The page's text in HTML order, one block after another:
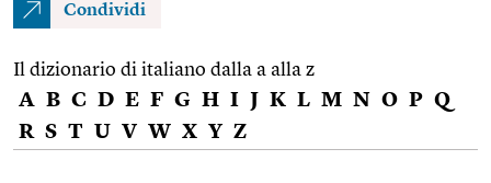
Condividi
Il dizionario di italiano dalla a alla z
A B C D E F G H I J K L M N O P Q
R S T U V W X Y Z